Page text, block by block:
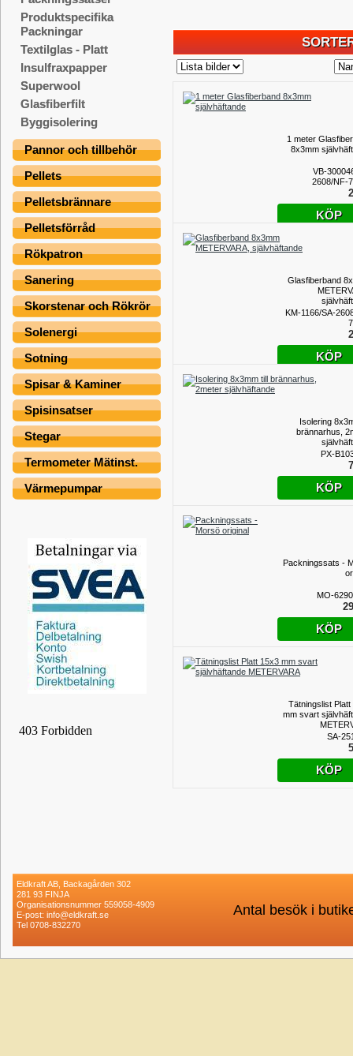
Produktspecifika
Packningar
Textilglas - Platt
Insulfraxpapper
Superwool
Glasfiberfilt
Byggisolering
Pannor och tillbehör
Pellets
Pelletsbrännare
Pelletsförråd
Rökpatron
Sanering
Skorstenar och Rökrör
Solenergi
Sotning
Spisar & Kaminer
Spisinsatser
Stegar
Termometer Mätinst.
Värmepumpar
1 meter
8x3mm
VB-
2608/NF-
KÖP
Glasfiberband
KM-1166/SA-
KÖP
Isolering
brännarhus,
PX-
KÖP
Packningssats -
MO-
KÖP
Tätningslist Platt
mm svart
SA-
KÖP
Eldkraft AB, Backagården 302
281 93 FINJA
Organisationsnummer 559058-4909
E-post: info@eldkraft.se
Tel 0708-832270
Antal besök i